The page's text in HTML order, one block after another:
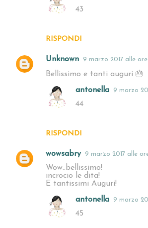
RISPONDI
43
Unknown 9 marzo 2017 alle ore
Bellissimo e tanti auguri 🎂
RISPONDI
antonella 9 marzo
44
wowsabry 9 marzo 2017 alle
Wow..bellissimo!
incrocio le dita!
E tantissimi Auguri!
antonella 9 marzo
45